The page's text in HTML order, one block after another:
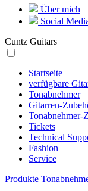
Über mich
Social
Cuntz Guitars
Startseite
verfügbare
Tonabnehmer
Gitarren-
Tonabnehmer-
Tickets
Technical
Fashion
Service
Produkte